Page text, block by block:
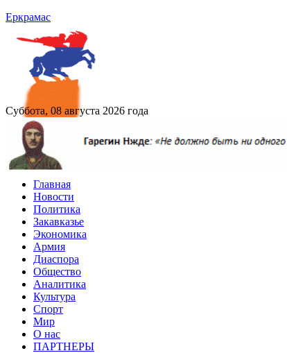
Еркрамас
Суббота, 08 августа 2026 года
Главная
Новости
Политика
Закавказье
Экономика
Армия
Диаспора
Общество
Аналитика
Культура
Спорт
Мир
О нас
ПАРТНЕРЫ